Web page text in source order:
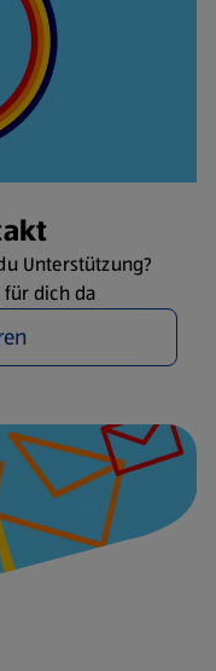
Unterstützung?
für dich da